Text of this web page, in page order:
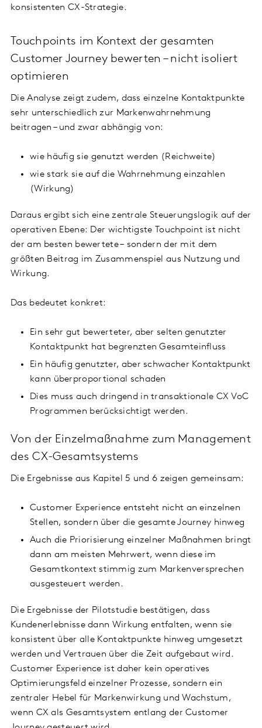
konsistenten CX-Strategie.
Touchpoints im Kontext der gesamten
Customer Journey bewerten – nicht isoliert
optimieren
Die Analyse zeigt zudem, dass einzelne Kontaktpunkte
sehr unterschiedlich zur Markenwahrnehmung
beitragen – und zwar abhängig von:
wie häufig sie genutzt werden (Reichweite)
wie stark sie auf die Wahrnehmung einzahlen
(Wirkung)
Daraus ergibt sich eine zentrale Steuerungslogik auf der
operativen Ebene: Der wichtigste Touchpoint ist nicht
der am besten bewertete – sondern der mit dem
größten Beitrag im Zusammenspiel aus Nutzung und
Wirkung.
Das bedeutet konkret:
Ein sehr gut bewerteter, aber selten genutzter
Kontaktpunkt hat begrenzten Gesamteinfluss
Ein häufig genutzter, aber schwacher Kontaktpunkt
kann überproportional schaden
Dies muss auch dringend in transaktionale CX VoC
Programmen berücksichtigt werden.
Von der Einzelmaßnahme zum Management
des CX-Gesamtsystems
Die Ergebnisse aus Kapitel 5 und 6 zeigen gemeinsam:
Customer Experience entsteht nicht an einzelnen
Stellen, sondern über die gesamte Journey hinweg
Auch die Priorisierung einzelner Maßnahmen bringt
dann am meisten Mehrwert, wenn diese im
Gesamtkontext stimmig zum Markenversprechen
ausgesteuert werden.
Die Ergebnisse der Pilotstudie bestätigen, dass
Kundenerlebnisse dann Wirkung entfalten, wenn sie
konsistent über alle Kontaktpunkte hinweg umgesetzt
werden und Vertrauen über die Zeit aufgebaut wird.
Customer Experience ist daher kein operatives
Optimierungsfeld einzelner Prozesse, sondern ein
zentraler Hebel für Markenwirkung und Wachstum,
wenn CX als Gesamtsystem entlang der Customer